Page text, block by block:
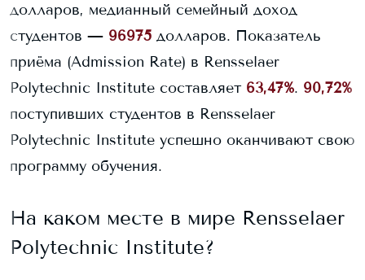
долларов, медианный семейный доход
студентов — 96975 долларов. Показатель
приёма (Admission Rate) в Rensselaer
Polytechnic Institute составляет 63,47%. 90,72%
поступивших студентов в Rensselaer
Polytechnic Institute успешно оканчивают свою
программу обучения.
На каком месте в мире Rensselaer
Polytechnic Institute?